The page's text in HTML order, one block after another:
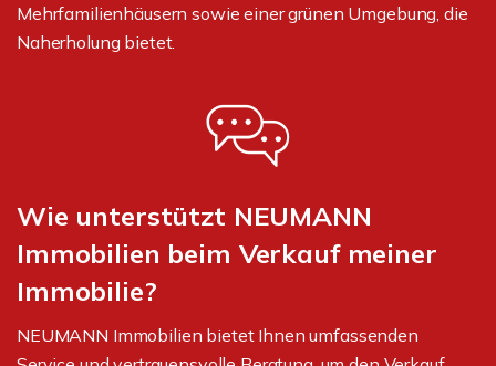
Mehrfamilienhäusern sowie einer grünen Umgebung, die
Naherholung bietet.
Wie unterstützt NEUMANN
Immobilien beim Verkauf meiner
Immobilie?
NEUMANN Immobilien bietet Ihnen umfassenden